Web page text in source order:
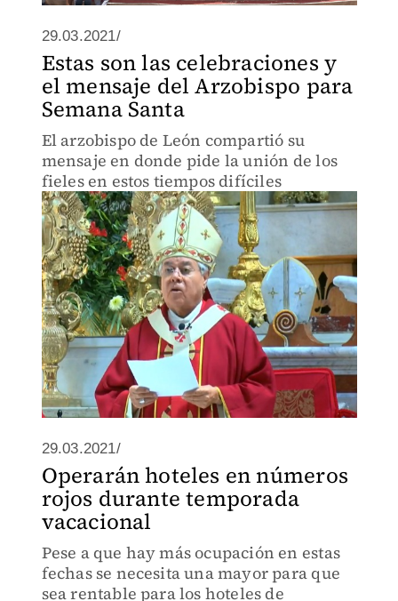
29.03.2021/
Estas son las celebraciones y
el mensaje del Arzobispo para
Semana Santa
El arzobispo de León compartió su
mensaje en donde pide la unión de los
fieles en estos tiempos difíciles
29.03.2021/
Operarán hoteles en números
rojos durante temporada
vacacional
Pese a que hay más ocupación en estas
fechas se necesita una mayor para que
sea rentable para los hoteles de